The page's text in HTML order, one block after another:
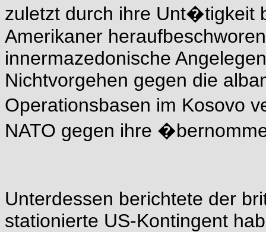
zuletzt durch ihre Unt�tigkeit
Amerikaner
innermazedonische
Nichtvorgehen gegen die
Operationsbasen im Kosovo
NATO gegen ihre
Unterdessen berichtete der
stationierte US-Kontingent